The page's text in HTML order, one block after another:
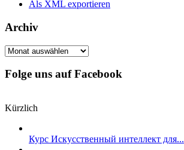
Als XML exportieren
Archiv
Archiv
Folge uns auf Facebook
Kürzlich
Курс Искусственный интеллект для...